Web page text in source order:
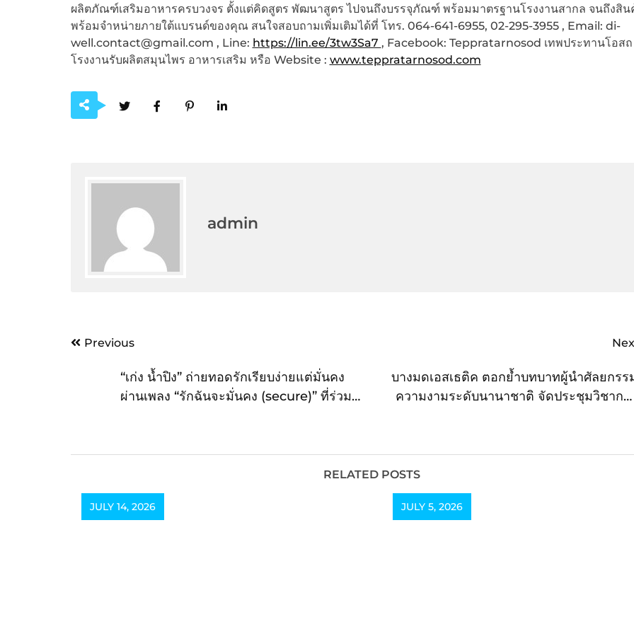
ผลิตภัณฑ์เสริมอาหารครบวงจร ตั้งแต่คิดสูตร พัฒนาสูตร ไปจนถึงบรรจุภัณฑ์ พร้อมมาตรฐานโรงงานสากล จนถึงสิน
พร้อมจำหน่ายภายใต้แบรนด์ของคุณ สนใจสอบถามเพิ่มเติมได้ที่ โทร. 064-641-6955, 02-295-3955 , Email: di-
well.contact@gmail.com , Line: https://lin.ee/3tw3Sa7 , Facebook: Teppratarnosod เทพประทานโอสถ
โรงงานรับผลิตสมุนไพร อาหารเสริม หรือ Website : www.teppratarnosod.com
admin
PostPrevious
“เก่ง น้ำปิง” ถ่ายทอดรักเรียบง่ายแต่มั่นคง
ผ่านเพลง “รักฉันจะมั่นคง (secure)” ที่ร่วม
บางมดเอสเธติค ตอกย้ำบทบาทผู้นำศัลยกรร
ความงามระดับนานาชาติ จัดประชุมวิชากา
ระดับสากล ยกระดับศักยภาพศัลยแพทย์ตกแต่
RELATED POSTS
JULY 14, 2026 JULY 5, 2026